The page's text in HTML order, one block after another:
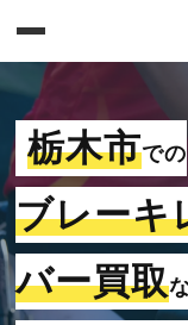
栃木市での
ブレーキ
バー買取